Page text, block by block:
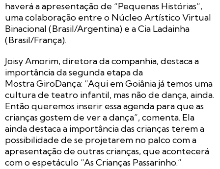
haverá a apresentação de “Pequenas Histórias“,
uma colaboração entre o Núcleo Artístico Virtual
Binacional (Brasil/Argentina) e a Cia Ladainha
(Brasil/França).
Joisy Amorim, diretora da companhia, destaca a
importância da segunda etapa da
Mostra GiroDança: “Aqui em Goiânia já temos uma
cultura de teatro infantil, mas não de dança, ainda.
Então queremos inserir essa agenda para que as
crianças gostem de ver a dança”, comenta. Ela
ainda destaca a importância das crianças terem a
possibilidade de se projetarem no palco com a
apresentação de outras crianças, que acontecerá
com o espetáculo “As Crianças Passarinho.”